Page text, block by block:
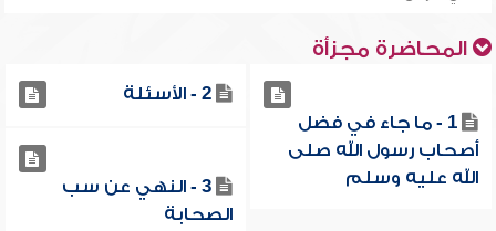
المحاضرة مجزأة
1 - ما جاء في فضل
أصحاب رسول الله صلى
الله عليه وسلم
2 - الأسئلة
3 - النهي عن سب
الصحابة